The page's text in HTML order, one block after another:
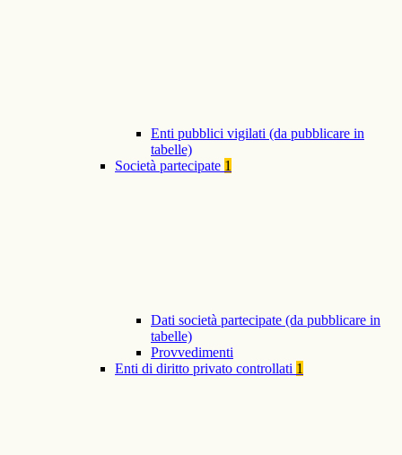
Enti pubblici vigilati (da pubblicare in
tabelle)
Società partecipate 1
Dati società partecipate (da pubblicare in
tabelle)
Provvedimenti
Enti di diritto privato controllati 1